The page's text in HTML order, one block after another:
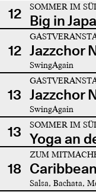
12
SOMMER IM
Big in
12 Jazzchor
SwingAgain
13 Jazzchor
SwingAgain
13 SOMMER IM
Yoga an
18
ZUM
Salsa, Bachata,